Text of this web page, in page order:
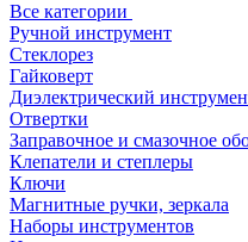
Все категории
Ручной инструмент
Стеклорез
Гайковерт
Диэлектрический
Отвертки
Заправочное и смазочное
Клепатели и степлеры
Ключи
Магнитные ручки, зеркала
Наборы инструментов